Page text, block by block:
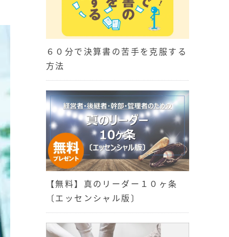
６０分で決算書の苦手を克服する
方法
【無料】真のリーダー１０ヶ条
〔エッセンシャル版〕